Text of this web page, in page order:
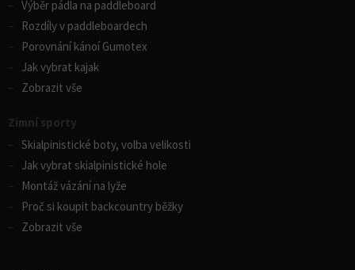
Výběr pádla na paddleboard
Rozdíly v paddleboardech
Porovnání kánoí Gumotex
Jak vybrat kajak
Zobrazit vše
Zimní sporty
Skialpinistické boty, volba velikosti
Jak vybrat skialpinistické hole
Montáž vázání na lyže
Proč si koupit backcountry běžky
Zobrazit vše